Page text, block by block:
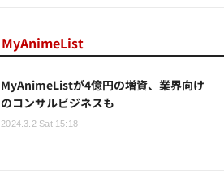
MyAnimeList
MyAnimeListが4億円の増資、業界向け
のコンサルビジネスも
2024.3.2 Sat 15:18